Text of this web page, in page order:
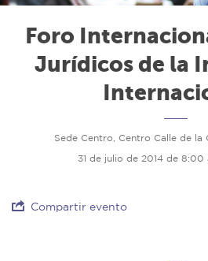
Foro
Jurídicos de la
Sede Centro, Centro Calle de la
31 de julio de 2014 de
Compartir evento